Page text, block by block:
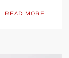
READ MORE